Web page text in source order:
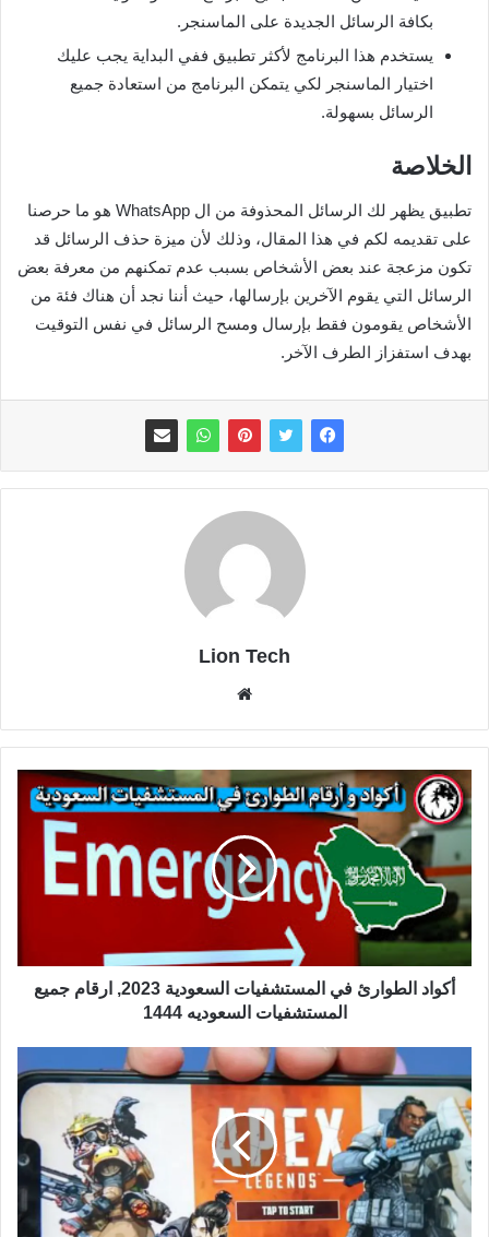
بكافة الرسائل الجديدة على الماسنجر.
يستخدم هذا البرنامج لأكثر تطبيق ففي البداية يجب عليك
اختيار الماسنجر لكي يتمكن البرنامج من استعادة جميع
الرسائل بسهولة.
الخلاصة
تطبيق يظهر لك الرسائل المحذوفة من ال WhatsApp هو ما حرصنا
على تقديمه لكم في هذا المقال، وذلك لأن ميزة حذف الرسائل قد
تكون مزعجة عند بعض الأشخاص بسبب عدم تمكنهم من معرفة بعض
الرسائل التي يقوم الآخرين بإرسالها، حيث أننا نجد أن هناك فئة من
الأشخاص يقومون فقط بإرسال ومسح الرسائل في نفس التوقيت
بهدف استفزاز الطرف الآخر.
Lion Tech
أكواد الطوارئ في المستشفيات السعودية 2023, ارقام جميع
المستشفيات السعوديه 1444